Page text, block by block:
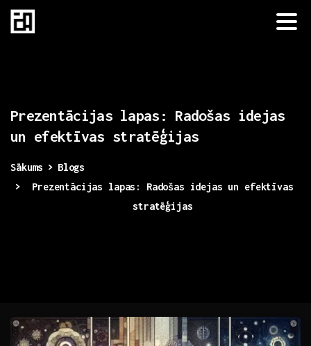
Prezentācijas lapas: Radošas idejas
un efektīvas stratēģijas
Sākums
Blogs
Prezentācijas lapas: Radošas idejas un efektīvas
stratēģijas